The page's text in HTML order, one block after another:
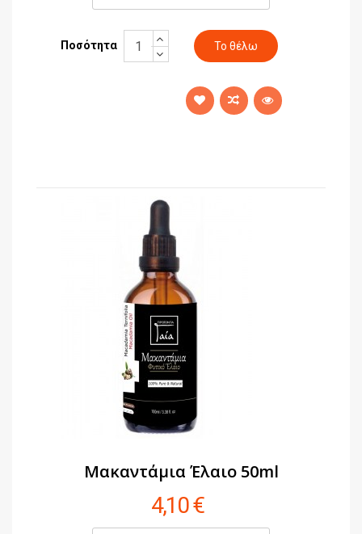
Ποσότητα
Μακαντάμια Έλαιο 50ml
4,10 €